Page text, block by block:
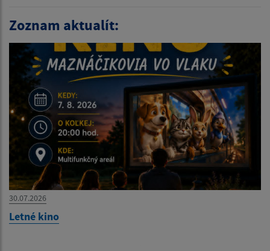
Zoznam aktualít:
30.07.2026
Letné kino